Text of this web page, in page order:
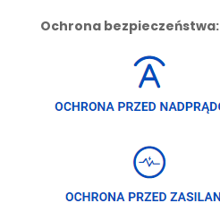
Ochrona bezpieczeństwa: